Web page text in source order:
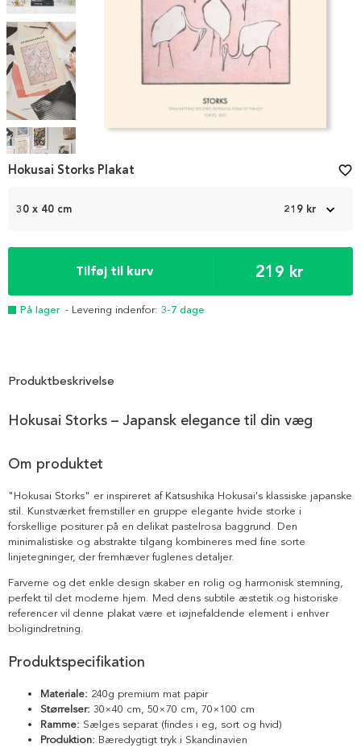
Item
1
30 x 40 cm 219 kr
Tilføj til kurv 219 kr
På lager - Levering indenfor: 3-7 dage
Hokusai Storks Plakat favorite_border
Produktbeskrivelse
Hokusai Storks – Japansk elegance til din væg
Om produktet
"Hokusai Storks" er inspireret af Katsushika Hokusai's klassiske japanske
stil. Kunstværket fremstiller en gruppe elegante hvide storke i
forskellige positurer på en delikat pastelrosa baggrund. Den
minimalistiske og abstrakte tilgang kombineres med fine sorte
linjetegninger, der fremhæver fuglenes detaljer.
Farverne og det enkle design skaber en rolig og harmonisk stemning,
perfekt til det moderne hjem. Med dens subtile æstetik og historiske
referencer vil denne plakat være et iøjnefaldende element i enhver
boligindretning.
Produktspecifikation
Materiale: 240g premium mat papir
Størrelser: 30×40 cm, 50×70 cm, 70×100 cm
Ramme: Sælges separat (findes i eg, sort og hvid)
Produktion: Bæredygtigt tryk i Skandinavien